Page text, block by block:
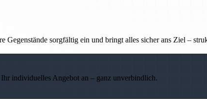
Gegenstände sorgfältig ein und bringt alles sicher ans Ziel –
individuelles Angebot an – ganz unverbindlich.